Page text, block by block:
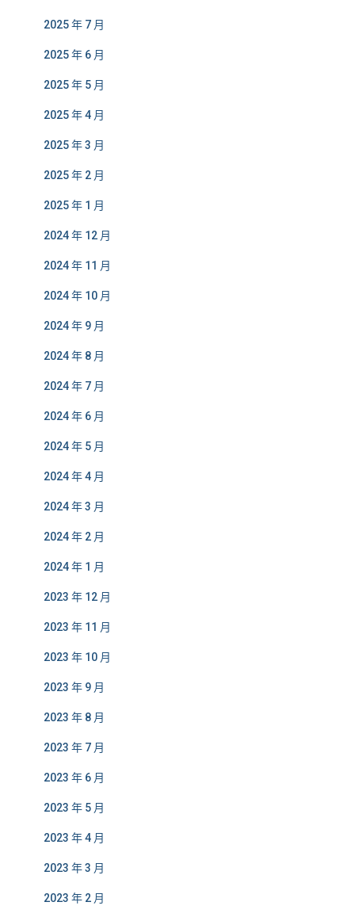
2025 年 7 月
2025 年 6 月
2025 年 5 月
2025 年 4 月
2025 年 3 月
2025 年 2 月
2025 年 1 月
2024 年 12 月
2024 年 11 月
2024 年 10 月
2024 年 9 月
2024 年 8 月
2024 年 7 月
2024 年 6 月
2024 年 5 月
2024 年 4 月
2024 年 3 月
2024 年 2 月
2024 年 1 月
2023 年 12 月
2023 年 11 月
2023 年 10 月
2023 年 9 月
2023 年 8 月
2023 年 7 月
2023 年 6 月
2023 年 5 月
2023 年 4 月
2023 年 3 月
2023 年 2 月